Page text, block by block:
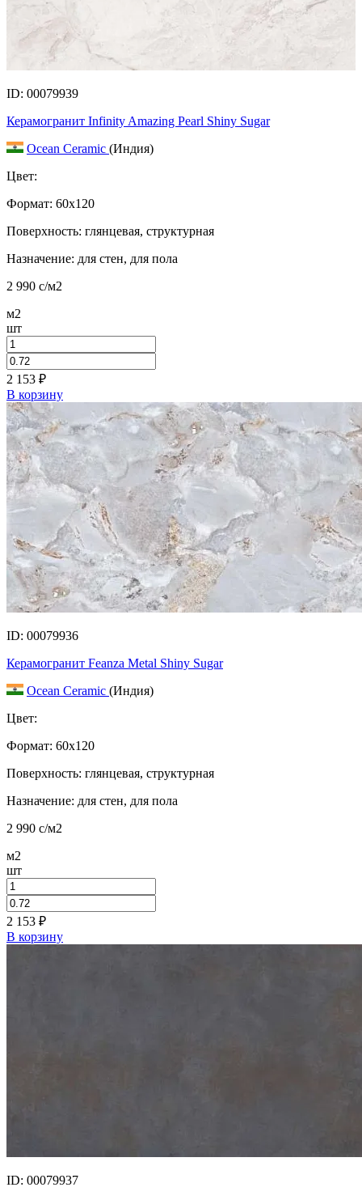
ID: 00079939
Керамогранит Infinity Amazing Pearl Shiny Sugar
Ocean Ceramic (Индия)
Цвет:
Формат: 60x120
Поверхность: глянцевая, структурная
Назначение: для стен, для пола
2 990 c/м2
м2
шт
2 153 ₽
В корзину
ID: 00079936
Керамогранит Feanza Metal Shiny Sugar
Ocean Ceramic (Индия)
Цвет:
Формат: 60x120
Поверхность: глянцевая, структурная
Назначение: для стен, для пола
2 990 c/м2
м2
шт
2 153 ₽
В корзину
ID: 00079937